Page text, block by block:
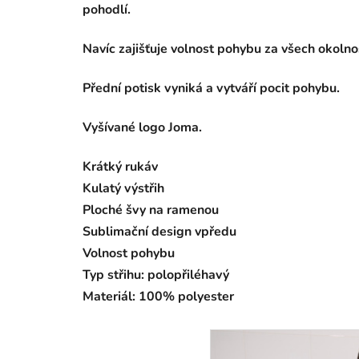
pohodlí.
Navíc zajišťuje volnost pohybu za všech
Přední potisk vyniká a vytváří pocit pohybu.
Vyšívané logo Joma.
Krátký rukáv
Kulatý výstřih
Ploché švy na ramenou
Sublimační design vpředu
Volnost pohybu
Typ střihu: polopřiléhavý
Materiál: 100% polyester